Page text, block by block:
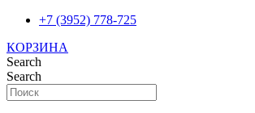
+7 (3952) 778-725
КОРЗИНА
Search
Search